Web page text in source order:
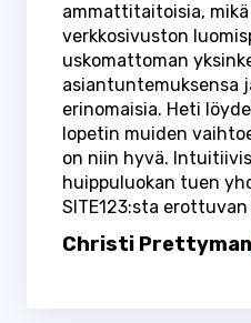
ammattitaitoisia,
verkkosivuston
uskomattoman
asiantuntemuksensa
erinomaisia. Heti
lopetin muiden
on niin hyvä.
huippuluokan tuen
SITE123:sta
Christi Prettyman